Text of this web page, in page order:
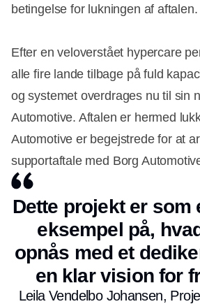
betingelse for lukningen af aftalen.
Efter en veloverstået hypercare
alle fire lande tilbage på fuld
og systemet overdrages nu til sin
Automotive. Aftalen er hermed
Automotive er begejstrede for at
supportaftale med Borg
Dette projekt er som
eksempel på,
opnås med et
en klar vision for
Leila Vendelbo Johansen,